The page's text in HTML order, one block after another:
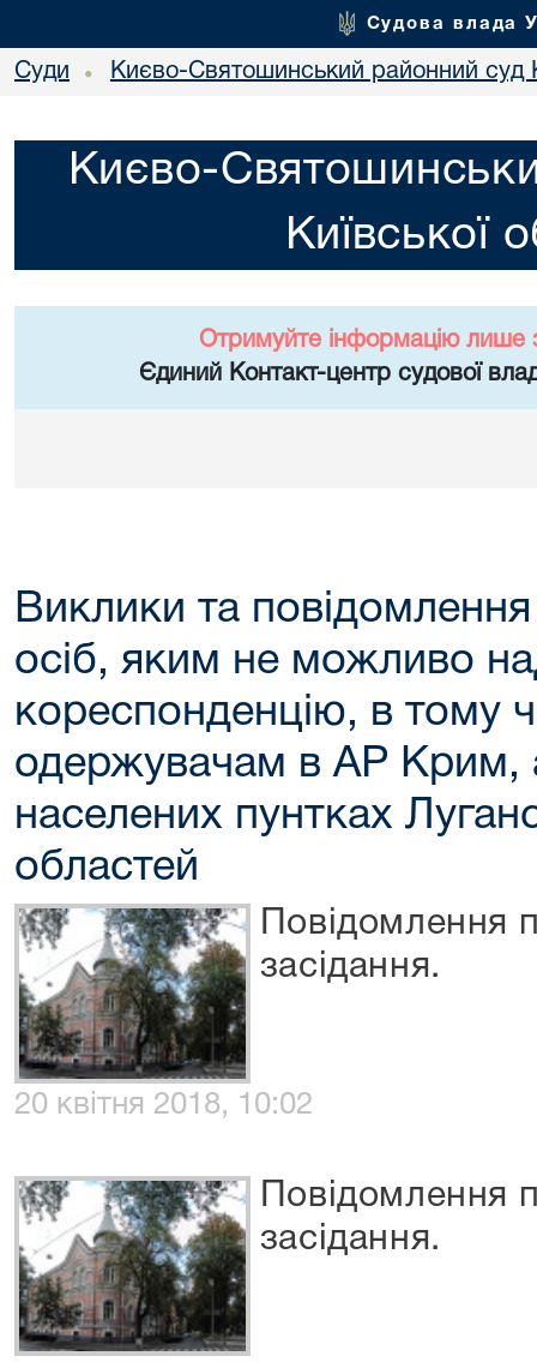
Судова влада
Суди • Києво-Святошинський районний суд
Києво-
Київської
Отримуйте інформацію лише
Єдиний Контакт-центр судової
Виклики та повідомлення
осіб, яким не можливо
кореспонденцію, в тому
одержувачам в АР Крим,
населених пунтках
областей
Повідомлення
засідання.
20 квітня 2018, 10:02
Повідомлення
засідання.